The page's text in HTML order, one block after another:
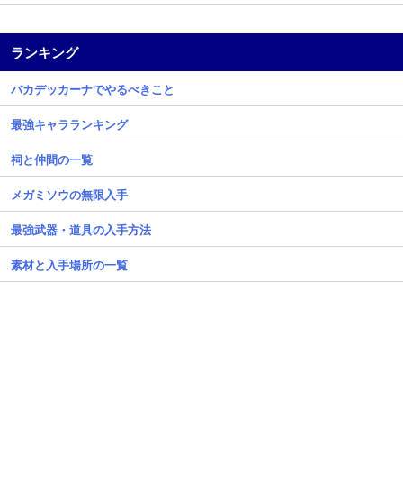
ランキング
バカデッカーナでやるべきこと
最強キャラランキング
祠と仲間の一覧
メガミソウの無限入手
最強武器・道具の入手方法
素材と入手場所の一覧